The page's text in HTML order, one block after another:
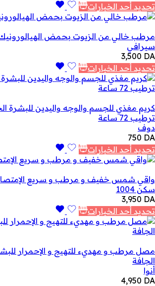
تحديد أحد الخيارات
مرطب خالي من الزيوت بحمض
سيرافي
3,500 DA
تحديد أحد الخيارات
كريم مغذي للجسم والوجه واليدين للبشرة
ترطيب 72 ساعة
دوف
750 DA
تحديد أحد الخيارات
واقي شمس خفيف و مرطب و سريع
سكن 1004
3,950 DA
تحديد أحد الخيارات
مصل مرطب و مهديء للتهيج و الإحمرار
الجافة
أنوا
4,950 DA